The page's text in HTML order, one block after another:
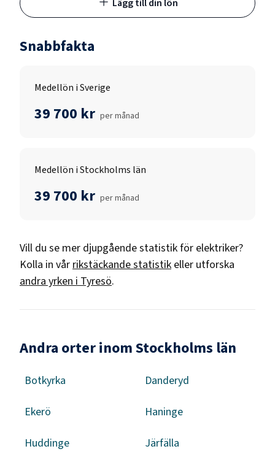
Lägg till din lön
Snabbfakta
Medellön i Sverige
39 700 kr per månad
Medellön i Stockholms län
39 700 kr per månad
Vill du se mer djupgående statistik för elektriker?
Kolla in vår rikstäckande statistik eller utforska
andra yrken i Tyresö.
Andra orter inom Stockholms län
Botkyrka Danderyd
Ekerö Haninge
Huddinge Järfälla